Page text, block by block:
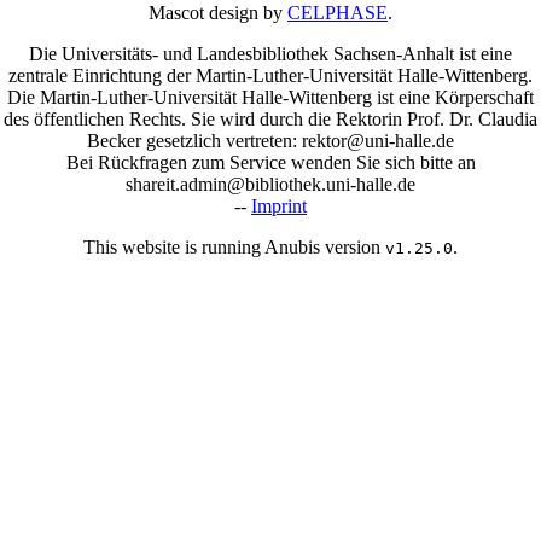
Mascot design by CELPHASE.
Die Universitäts- und Landesbibliothek Sachsen-Anhalt ist eine
zentrale Einrichtung der Martin-Luther-Universität Halle-Wittenberg.
Die Martin-Luther-Universität Halle-Wittenberg ist eine Körperschaft
des öffentlichen Rechts. Sie wird durch die Rektorin Prof. Dr. Claudia
Becker gesetzlich vertreten: rektor@uni-halle.de
Bei Rückfragen zum Service wenden Sie sich bitte an
shareit.admin@bibliothek.uni-halle.de
-- Imprint
This website is running Anubis version v1.25.0.